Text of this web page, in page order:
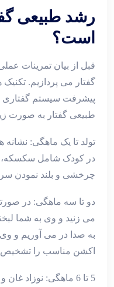
رشد طبیعی
است؟
قبل از بیان تمرینات
گفتار می پردازیم.
پیشرفت سیستم گفتاری
طبیعی گفتار به صورت
تولد تا یک ماهگی:
در کودک شامل سکسکه،
چرخشی و بلند نمودن
دو تا سه ماهگی: در
می زنید و وی به شما
به صدا در می آوریم و
اکشن مناسب را
5 تا 6 ماهگی: نوزاد